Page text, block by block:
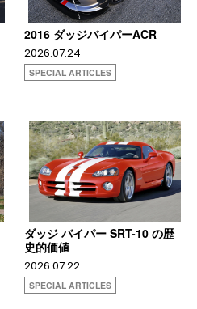
2016 ダッジバイパーACR
2026.07.24
SPECIAL ARTICLES
ダッジ バイパー SRT-10 の歴
史的価値
2026.07.22
SPECIAL ARTICLES